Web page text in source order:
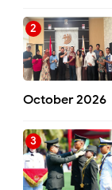
October 2026